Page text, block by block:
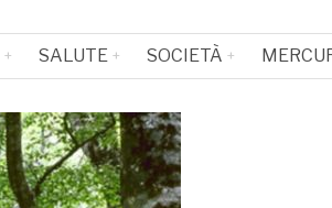
SALUTE SOCIETÀ